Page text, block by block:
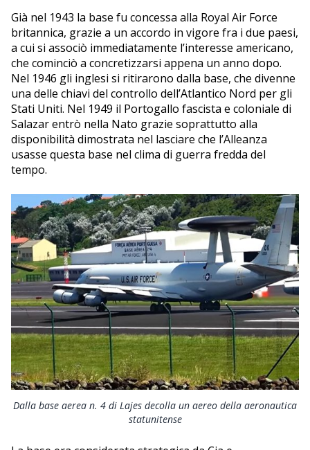
Già nel 1943 la base fu concessa alla Royal Air Force
britannica, grazie a un accordo in vigore fra i due paesi,
a cui si associò immediatamente l’interesse americano,
che cominciò a concretizzarsi appena un anno dopo.
Nel 1946 gli inglesi si ritirarono dalla base, che divenne
una delle chiavi del controllo dell’Atlantico Nord per gli
Stati Uniti. Nel 1949 il Portogallo fascista e coloniale di
Salazar entrò nella Nato grazie soprattutto alla
disponibilità dimostrata nel lasciare che l’Alleanza
usasse questa base nel clima di guerra fredda del
tempo.
Dalla base aerea n. 4 di Lajes decolla un aereo della aeronautica
statunitense